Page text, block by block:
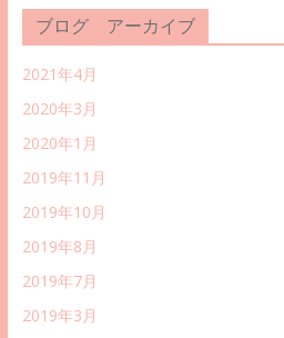
ブログ アーカイブ
2021年4月
2020年3月
2020年1月
2019年11月
2019年10月
2019年8月
2019年7月
2019年3月